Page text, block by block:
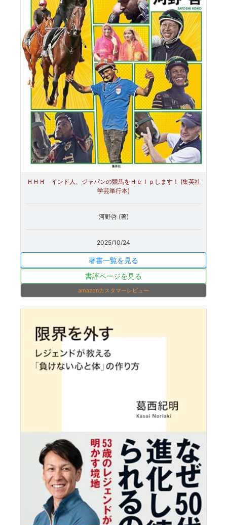
ＨＨＨ インド人、ジャパンの競馬をＨｅｌｐします！ (集英社
学芸単行本)
河野啓 (著)
2025/10/24
著書一覧を見る
書評ページを見る
amazonカスタマーレビュー